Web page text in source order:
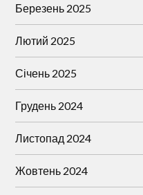
Березень 2025
Лютий 2025
Січень 2025
Грудень 2024
Листопад 2024
Жовтень 2024